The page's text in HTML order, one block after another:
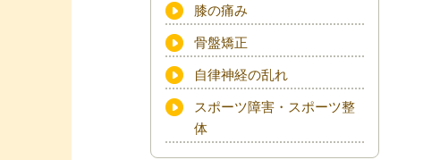
膝の痛み
骨盤矯正
自律神経の乱れ
スポーツ障害・スポーツ整
体